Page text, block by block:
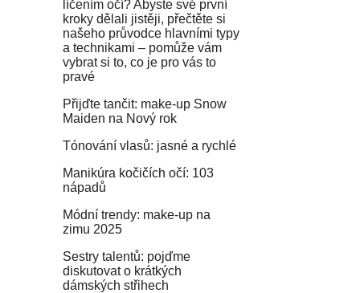
líčením očí? Abyste své první
kroky dělali jistěji, přečtěte si
našeho průvodce hlavními typy
a technikami – pomůže vám
vybrat si to, co je pro vás to
pravé
Přijďte tančit: make-up Snow
Maiden na Nový rok
Tónování vlasů: jasné a rychlé
Manikúra kočičích očí: 103
nápadů
Módní trendy: make-up na
zimu 2025
Sestry talentů: pojďme
diskutovat o krátkých
dámských střihech